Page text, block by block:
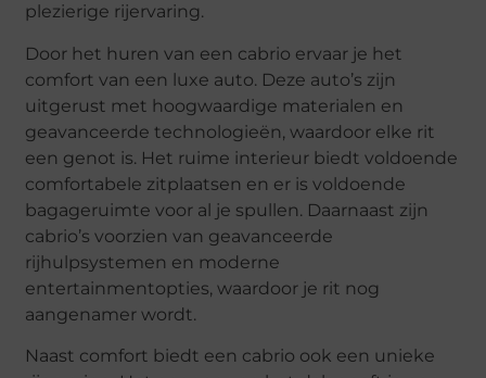
plezierige rijervaring.
Door het huren van een cabrio ervaar je het
comfort van een luxe auto. Deze auto’s zijn
uitgerust met hoogwaardige materialen en
geavanceerde technologieën, waardoor elke rit
een genot is. Het ruime interieur biedt voldoende
comfortabele zitplaatsen en er is voldoende
bagageruimte voor al je spullen. Daarnaast zijn
cabrio’s voorzien van geavanceerde
rijhulpsystemen en moderne
entertainmentopties, waardoor je rit nog
aangenamer wordt.
Naast comfort biedt een cabrio ook een unieke